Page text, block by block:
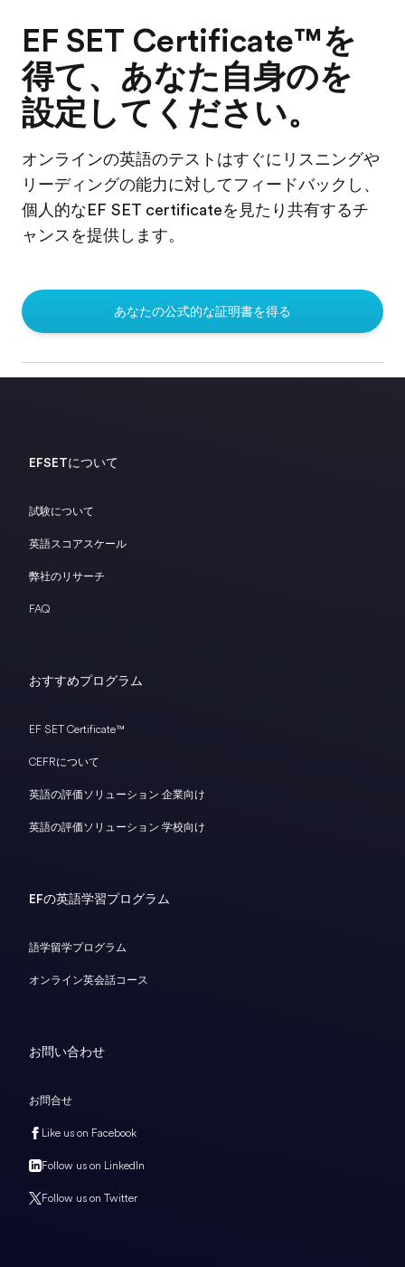
EF SET Certificate™を
得て、あなた自身のを
設定してください。
オンラインの英語のテストはすぐにリスニングや
リーディングの能力に対してフィードバックし、
個人的なEF SET certificateを見たり共有するチ
ャンスを提供します。
あなたの公式的な証明書を得る
EFSETについて
試験について
英語スコアスケール
弊社のリサーチ
FAQ
おすすめプログラム
EF SET Certificate™
CEFRについて
英語の評価ソリューション 企業向け
英語の評価ソリューション 学校向け
EFの英語学習プログラム
語学留学プログラム
オンライン英会話コース
お問い合わせ
お問合せ
Like us on Facebook
Follow us on LinkedIn
Follow us on Twitter